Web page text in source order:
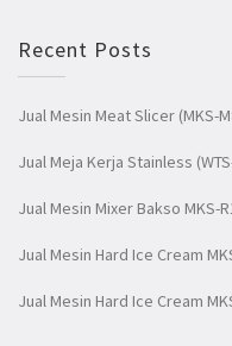
Recent Posts
Jual Mesin Meat Slicer (MKS-
Jual Meja Kerja Stainless
Jual Mesin Mixer Bakso MKS-
Jual Mesin Hard Ice Cream
Jual Mesin Hard Ice Cream